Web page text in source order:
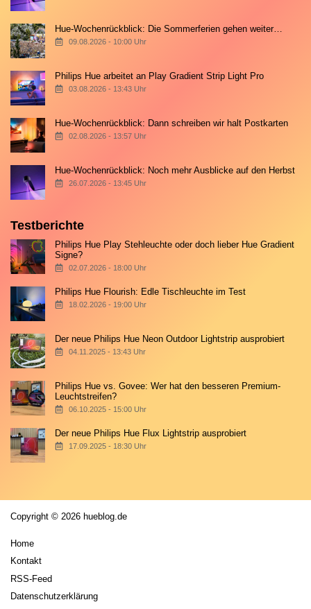
Hue-Wochenrückblick: Die Sommerferien gehen weiter…
09.08.2026 - 10:00 Uhr
Philips Hue arbeitet an Play Gradient Strip Light Pro
03.08.2026 - 13:43 Uhr
Hue-Wochenrückblick: Dann schreiben wir halt Postkarten
02.08.2026 - 13:57 Uhr
Hue-Wochenrückblick: Noch mehr Ausblicke auf den Herbst
26.07.2026 - 13:45 Uhr
Testberichte
Philips Hue Play Stehleuchte oder doch lieber Hue Gradient
Signe?
02.07.2026 - 18:00 Uhr
Philips Hue Flourish: Edle Tischleuchte im Test
18.02.2026 - 19:00 Uhr
Der neue Philips Hue Neon Outdoor Lightstrip ausprobiert
04.11.2025 - 13:43 Uhr
Philips Hue vs. Govee: Wer hat den besseren Premium-
Leuchtstreifen?
06.10.2025 - 15:00 Uhr
Der neue Philips Hue Flux Lightstrip ausprobiert
17.09.2025 - 18:30 Uhr
Copyright © 2026 hueblog.de
Home
Kontakt
RSS-Feed
Datenschutzerklärung